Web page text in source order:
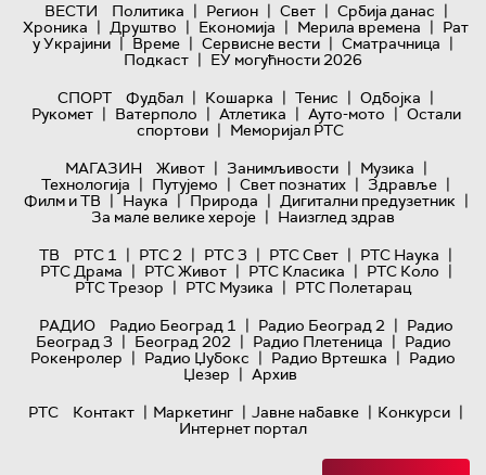
ВЕСТИ Политика | Регион | Свет | Србија данас |
Хроника | Друштво | Економија | Мерила времена | Рат
у Украјини | Време | Сервисне вести | Сматрачница |
Подкаст | ЕУ могућности 2026
СПОРТ
Фудбал | Кошарка | Тенис | Одбојка |
Рукомет | Ватерполо | Атлетика | Ауто-мото | Остали
спортови | Меморијал РТС
МАГАЗИН
Живот | Занимљивости | Музика |
Технологијa | Путујемо | Свет познатих | Здравље |
Филм и ТВ | Наука | Природа | Дигитални предузетник |
За мале велике хероје | Наизглед здрав
ТВ
РТС 1 | РТС 2 | РТС 3 | РТС Свет | РТС Наука |
РТС Драма | РТС Живот | РТС Класика | РТС Коло |
РТС Трезор | РТС Музика | РТС Полетарац
РАДИО
Радио Београд 1 | Радио Београд 2 | Радио
Београд 3 | Београд 202 | Радио Плетеница | Радио
Рокенролер | Радио Џубокс | Радио Вртешка | Радио
Џезер | Архив
РТС
Контакт | Маркетинг | Јавне набавке | Конкурси |
Интернет портал